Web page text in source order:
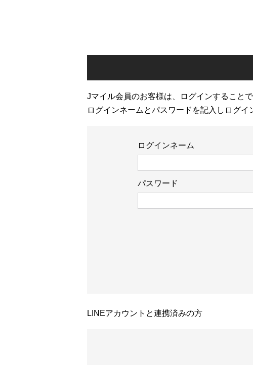
Jマイル会員のお客様は、ログインすること
ログインネームとパスワードを記入しログイ
ログインネーム
パスワード
LINEアカウントと連携済みの方